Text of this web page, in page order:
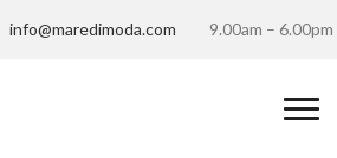
info@maredimoda.com 9.00am – 6.00pm